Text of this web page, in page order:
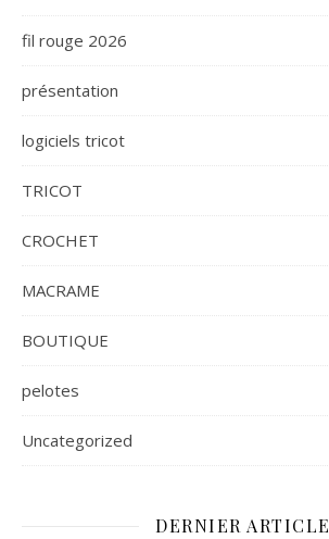
fil rouge 2026
présentation
logiciels tricot
TRICOT
CROCHET
MACRAME
BOUTIQUE
pelotes
Uncategorized
DERNIER ARTICLE